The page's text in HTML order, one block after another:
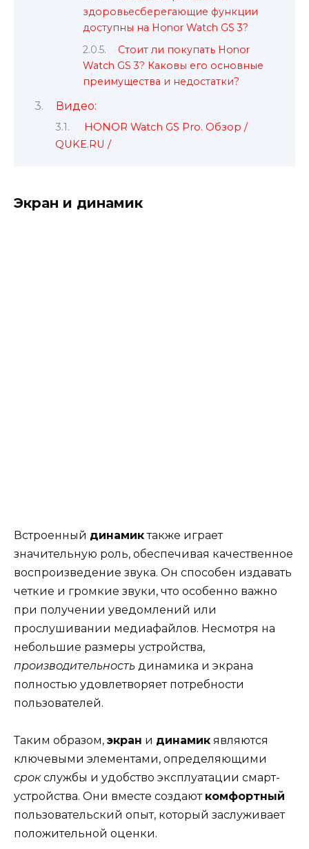
здоровьесберегающие функции
доступны на Honor Watch GS 3?
Стоит ли покупать Honor
Watch GS 3? Каковы его основные
преимущества и недостатки?
Видео:
HONOR Watch GS Pro. Обзор /
QUKE.RU /
Экран и динамик
Встроенный динамиктакже играет
значительную роль, обеспечивая качественное
воспроизведение звука. Он способен издавать
четкие и громкие звуки, что особенно важно
при получении уведомлений или
прослушивании медиафайлов. Несмотря на
небольшие размеры устройства,
производительность динамика и экрана
полностью удовлетворяет потребности
пользователей.
Таким образом, экран и динамик являются
ключевыми элементами, определяющими
срокслужбы и удобство эксплуатации смарт-
устройства. Они вместе создают комфортный
пользовательский опыт, который заслуживает
положительной оценки.